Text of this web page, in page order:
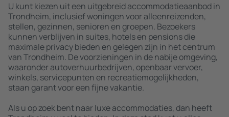
U kunt kiezen uit een uitgebreid accommodatieaanbod in
Trondheim, inclusief woningen voor alleenreizenden,
stellen, gezinnen, senioren en groepen. Bezoekers
kunnen verblijven in suites, hotels en pensions die
maximale privacy bieden en gelegen zijn in het centrum
van Trondheim. De voorzieningen in de nabije omgeving,
waaronder autoverhuurbedrijven, openbaar vervoer,
winkels, servicepunten en recreatiemogelijkheden,
staan garant voor een fijne vakantie.
Als u op zoek bent naar luxe accommodaties, dan heeft